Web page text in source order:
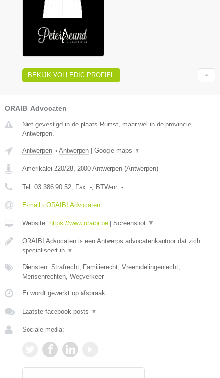
BEKIJK VOLLEDIG PROFIEL
ORAIBI Advocaten
Niet gevestigd in de plaats Rumst, maar wel in de provincie
Antwerpen.
Antwerpen » Antwerpen Google maps ▼
Amerikalei 220/28, 2000 Antwerpen (Antwerpen)
Tel: 03 386 90 52, Fax: -, BTW-nr: -
E-mail › ORAIBI Advocaten
Website: https://www.oraibi.be Screenshot ▼
ORAIBI Advocaten is een Antwerps advocatenkantoor dat zich
specialiseert in ▼
Diensten: Strafrecht, Familierecht, Vreemdelingenrecht,
Mensenrechten, Wegverkeer
Er wordt gewerkt op afspraak.
Laatste facebook posts ▼
Sociale media: